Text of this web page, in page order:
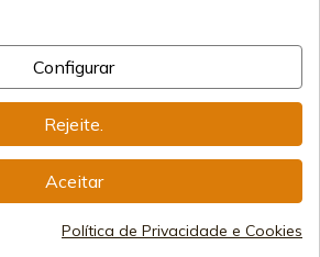
Sobrevivência Paracord
Configurar
Rejeite.
Aceitar
Política de Privacidade e Cookies